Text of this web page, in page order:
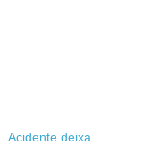
Acidente deixa